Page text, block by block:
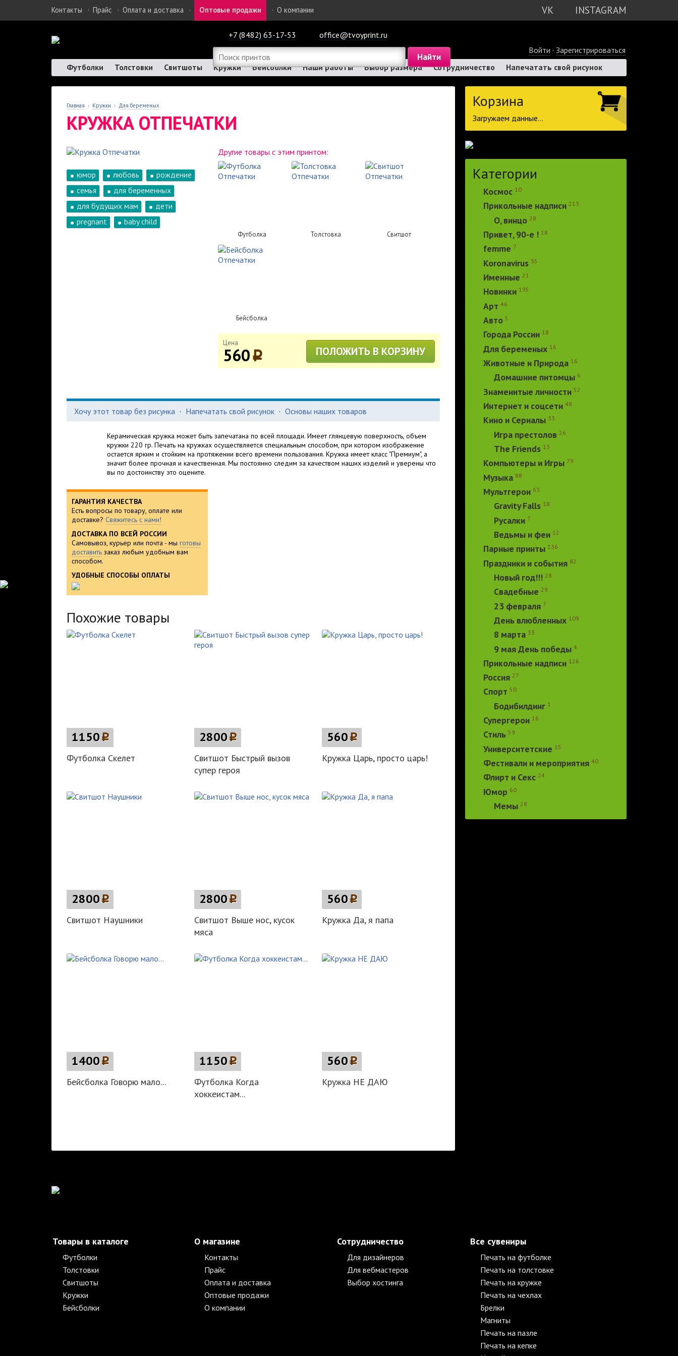
VK INSTAGRAM
Контакты · Прайс · Оплата и доставка · Оптовые продажи · О компании
+7 (8482) 63-17-53
office@tvoyprint.ru
Войти · Зарегистрироваться
Футболки
Толстовки Свитшоты Кружки Бейсболки Наши работы Выбор размера Сотрудничество Напечатать свой рисунок
Главная › Кружки › Для беременых
КРУЖКА ОТПЕЧАТКИ
юмор любовь
рождение
семья
для беременных
для будущих мам
дети
pregnant
baby child
Другие товары с этим принтом:
Футболка Толстовка Свитшот
Бейсболка
Цена
560p ПОЛОЖИТЬ В КОРЗИНУ
Хочу этот товар без рисунка · Напечатать свой рисунок · Основы наших товаров
Керамическая кружка может быть запечатана по всей площади. Имеет глянцевую поверхность, объем
кружки 220 гр. Печать на кружках осуществляется специальным способом, при котором изображение
остается ярким и стойким на протяжении всего времени пользования. Кружка имеет класс "Премиум", а
значит более прочная и качественная. Мы постоянно следим за качеством наших изделий и уверены что
вы по достоинству это оцените.
ГАРАНТИЯ КАЧЕСТВА
Есть вопросы по товару, оплате или
доставке? Свяжитесь с нами!
ДОСТАВКА ПО ВСЕЙ РОССИИ
Самовывоз, курьер или почта - мы готовы
доставить заказ любым удобным вам
способом.
УДОБНЫЕ СПОСОБЫ ОПЛАТЫ
Похожие товары
1150p
Футболка Скелет
2800p
Свитшот Быстрый вызов
супер героя
560p
Кружка Царь, просто царь!
2800p
Свитшот Наушники
2800p
Свитшот Выше нос, кусок
мяса
560p
Кружка Да, я папа
1400p
Бейсболка Говорю мало...
1150p
Футболка Когда
хоккеистам...
560p
Кружка НЕ ДАЮ
Корзина
Загружаем данные...
Категории
Космос 10
Прикольные надписи 213
О, винцо 28
Привет, 90-е ! 18
femme 7
Koronavirus 35
Именные 21
Новинки 195
Арт 46
Авто 5
Города России 18
Для беременых 16
Животные и Природа 16
Домашние питомцы 6
Знаменитые личности 52
Интернет и соцсети 48
Кино и Сериалы 33
Игра престолов 26
The Friends 13
Компьютеры и Игры 79
Музыка 88
Мультгерои 63
Gravity Falls 18
Русалки 7
Ведьмы и феи 12
Парные принты 136
Праздники и события 82
Новый год!!! 28
Свадебные 29
23 февраля 7
День влюбленных 109
8 марта 33
9 мая День победы 4
Прикольные надписи 126
Россия 27
Спорт 50
Бодибилдинг 1
Супергерои 16
Стиль 59
Университетские 15
Фестивали и мероприятия 40
Флирт и Секс 24
Юмор 60
Мемы 28
Товары в каталоге
Футболки
Толстовки
Свитшоты
Кружки
Бейсболки
О магазине
Контакты
Прайс
Оплата и доставка
Оптовые продажи
О компании
Сотрудничество
Для дизайнеров
Для вебмастеров
Выбор хостинга
Все сувениры
Печать на футболке
Печать на толстовке
Печать на кружке
Печать на чехлах
Брелки
Магниты
Печать на пазле
Печать на кепке